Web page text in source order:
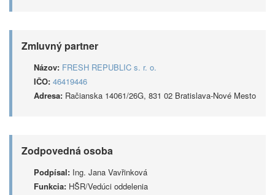
Zmluvný partner
Názov: FRESH REPUBLIC s. r. o.
IČO: 46419446
Adresa: Račianska 14061/26G, 831 02 Bratislava-Nové Mesto
Zodpovedná osoba
Podpísal: Ing. Jana Vavřinková
Funkcia: HŠR/Vedúci oddelenia